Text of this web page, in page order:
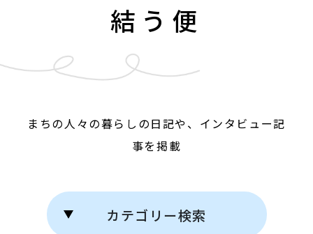
結う便
まちの人々の暮らしの日記や、インタビュー記
事を掲載
カテゴリー検索